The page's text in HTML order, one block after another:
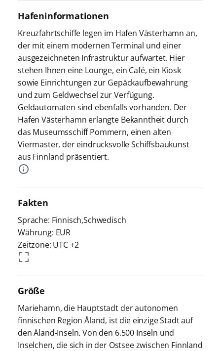
Hafeninformationen
Kreuzfahrtschiffe legen im Hafen Västerhamn an,
der mit einem modernen Terminal und einer
ausgezeichneten Infrastruktur aufwartet. Hier
stehen Ihnen eine Lounge, ein Café, ein Kiosk
sowie Einrichtungen zur Gepäckaufbewahrung
und zum Geldwechsel zur Verfügung.
Geldautomaten sind ebenfalls vorhanden. Der
Hafen Västerhamn erlangte Bekanntheit durch
das Museumsschiff Pommern, einen alten
Viermaster, der eindrucksvolle Schiffsbaukunst
aus Finnland präsentiert.
Fakten
Sprache: Finnisch,Schwedisch
Währung: EUR
Zeitzone: UTC +2
Größe
Mariehamn, die Hauptstadt der autonomen
finnischen Region Åland, ist die einzige Stadt auf
den Åland-Inseln. Von den 6.500 Inseln und
Inselchen, die sich in der Ostsee zwischen Finnland